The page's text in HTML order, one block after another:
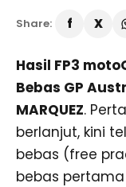
Share:
Hasil FP3
Bebas GP
MARQUEZ.
berlanjut, kini
bebas (free
bebas pertama